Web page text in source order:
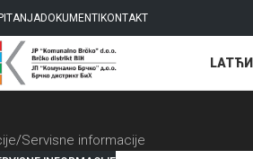
PITANJADOKUMENTI KONTAKT
LAT
Servisne informacije